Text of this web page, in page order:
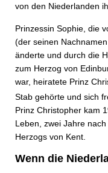
von den Niederlanden
Prinzessin Sophie, die
(der seinen
änderte und durch die
zum Herzog von
war, heiratete Prinz
Stab gehörte und sich
Prinz Christopher kam
Leben, zwei Jahre
Herzogs von Kent.
Wenn die